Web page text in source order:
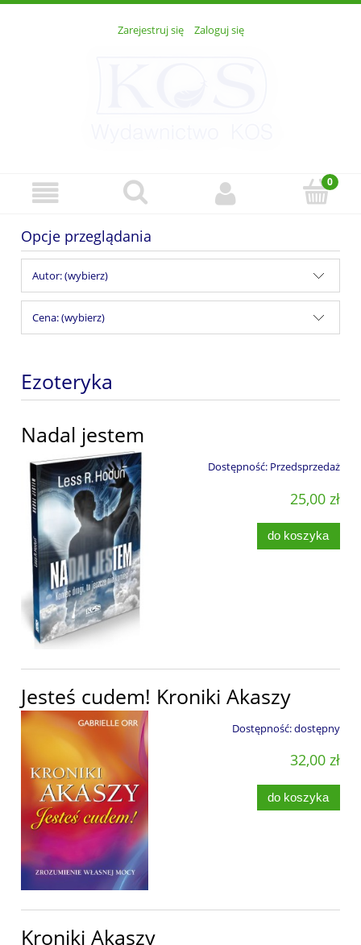
Zarejestruj się Zaloguj się
Opcje przeglądania
Autor: (wybierz)
Cena: (wybierz)
Ezoteryka
Nadal jestem
Dostępność: Przedsprzedaż
25,00 zł
do koszyka
Jesteś cudem! Kroniki Akaszy
Dostępność:dostępny
32,00 zł
do koszyka
Kroniki Akaszy